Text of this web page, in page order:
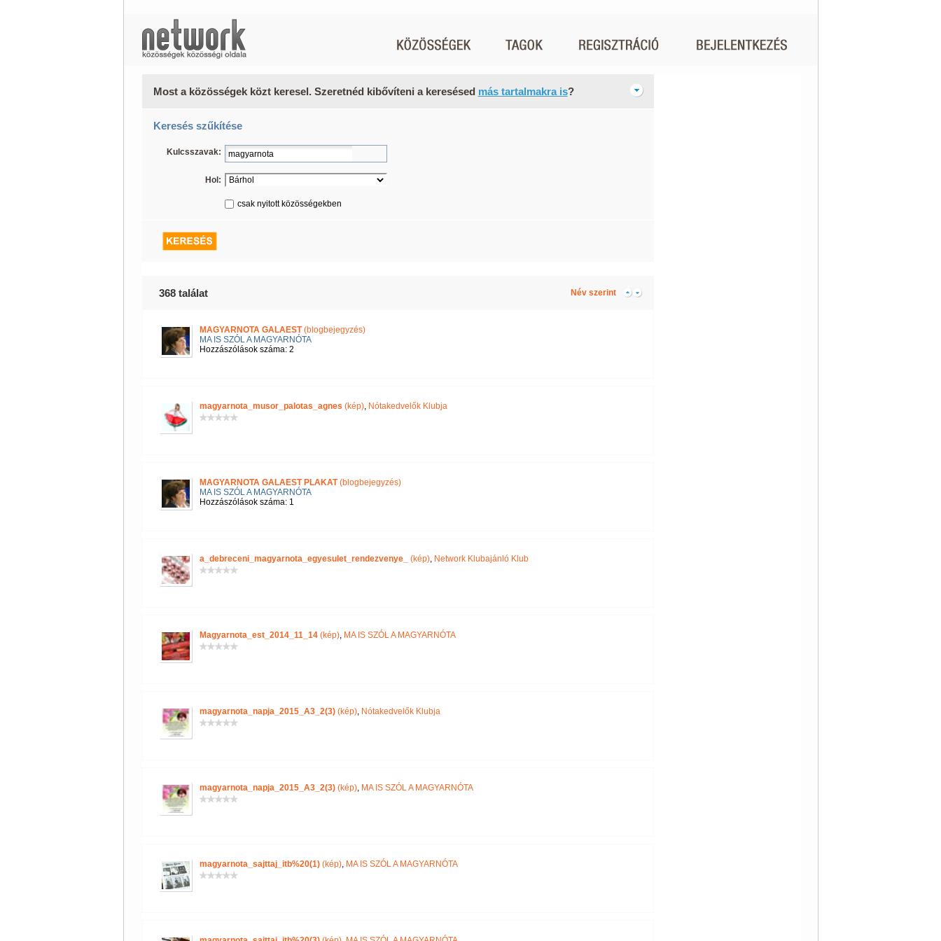
Most a közösségek közt keresel. Szeretnéd kibővíteni a keresésed más tartalmakra is?
Keresés szűkítése
Kulcsszavak:
Hol:
csak nyitott közösségekben
368 találat Név szerint
MAGYARNOTA GALAEST(blogbejegyzés)
MA IS SZÓL A MAGYARNÓTA
Hozzászólások száma: 2
magyarnota_musor_palotas_agnes (kép), Nótakedvelők Klubja
MAGYARNOTA GALAEST PLAKAT(blogbejegyzés)
MA IS SZÓL A MAGYARNÓTA
Hozzászólások száma: 1
a_debreceni_magyarnota_egyesulet_rendezvenye_ (kép), Network Klubajánló Klub
Magyarnota_est_2014_11_14(kép), MA IS SZÓL A MAGYARNÓTA
magyarnota_napja_2015_A3_2(3)(kép), Nótakedvelők Klubja
magyarnota_napja_2015_A3_2(3)(kép), MA IS SZÓL A MAGYARNÓTA
magyarnota_sajttaj_itb%20(1)(kép), MA IS SZÓL A MAGYARNÓTA